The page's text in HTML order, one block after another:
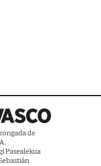
de
Pasealekua